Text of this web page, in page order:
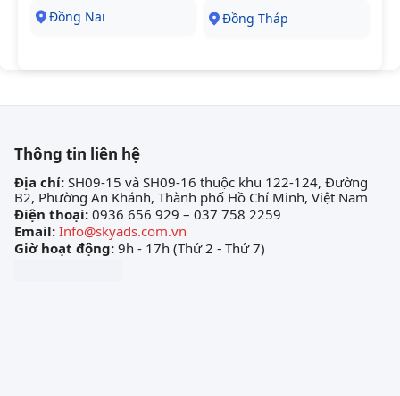
Đồng Nai Đồng Tháp
Thông tin liên hệ
Địa chỉ: SH09-15 và SH09-16 thuộc khu 122-124, Đường
B2, Phường An Khánh, Thành phố Hồ Chí Minh, Việt Nam
Điện thoại: 0936 656 929 – 037 758 2259
Email: Info@skyads.com.vn
Giờ hoạt động: 9h - 17h (Thứ 2 - Thứ 7)